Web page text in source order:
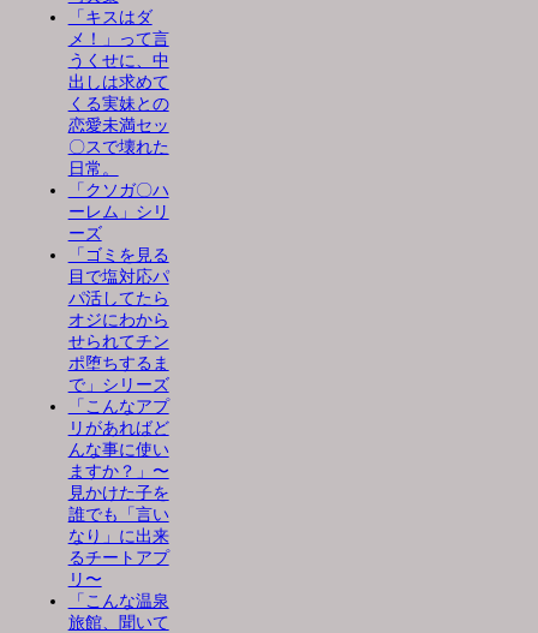
「キスはダ
メ！」って言
うくせに、中
出しは求めて
くる実妹との
恋愛未満セッ
〇スで壊れた
日常。
「クソガ〇ハ
ーレム」シリ
ーズ
「ゴミを見る
目で塩対応パ
パ活してたら
オジにわから
せられてチン
ポ堕ちするま
で」シリーズ
「こんなアプ
リがあればど
んな事に使い
ますか？」〜
見かけた子を
誰でも「言い
なり」に出来
るチートアプ
リ〜
「こんな温泉
旅館、聞いて